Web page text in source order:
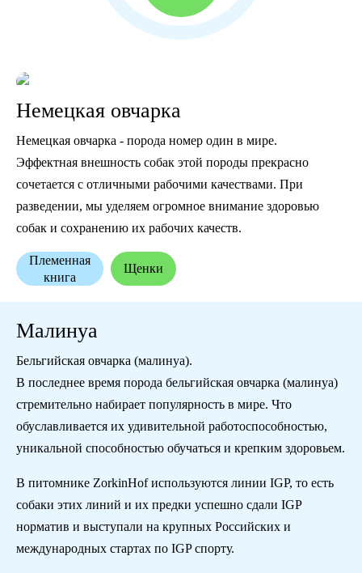
Немецкая овчарка
Немецкая овчарка - порода номер один в мире.
Эффектная внешность собак этой породы прекрасно
сочетается с отличными рабочими качествами. При
разведении, мы уделяем огромное внимание здоровью
собак и сохранению их рабочих качеств.
Племенная
книга
Щенки
Малинуа
Бельгийская овчарка (малинуа).
В последнее время порода бельгийская овчарка (малинуа)
стремительно набирает популярность в мире. Что
обуславливается их удивительной работоспособностью,
уникальной способностью обучаться и крепким здоровьем.
В питомнике ZorkinHof используются линии IGP, то есть
собаки этих линий и их предки успешно сдали IGP
норматив и выступали на крупных Российских и
международных стартах по IGP спорту.